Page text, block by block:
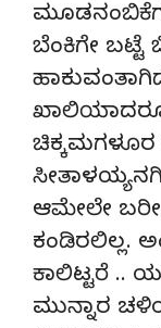
ಬೆಂಕಿಗೇ
ಚಿಕ್ಕಮಗಳೂರ
ಆಮೇಲೇ
ಕಂಡಿರಲಿಲ್ಲ.
ಕಾಲಿಟ್ಟರೆ ..
ಮುನ್ನಾರ